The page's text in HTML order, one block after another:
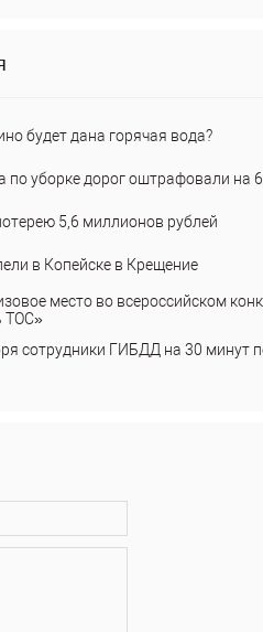
будет дана горячая вода?
по уборке дорог оштрафовали на
5,6 миллионов рублей
в Копейске в Крещение
место во всероссийском
ТОС»
сотрудники ГИБДД на 30 минут